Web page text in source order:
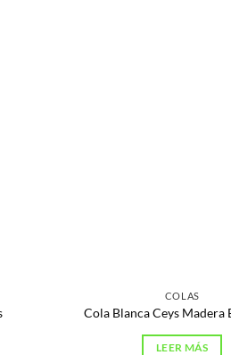
COLAS
Cola Blanca Ceys Madera
LEER MÁS